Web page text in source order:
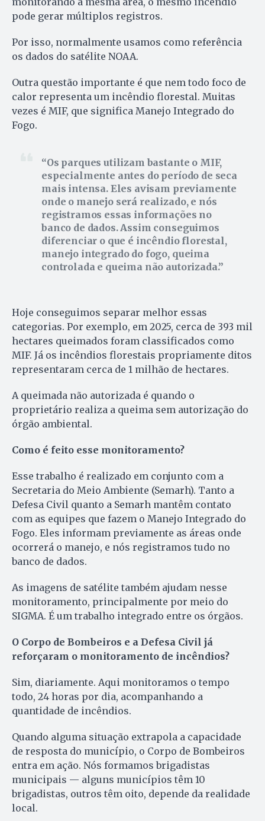
pode gerar múltiplos registros.
Por isso, normalmente usamos como referência
os dados do satélite NOAA.
Outra questão importante é que nem todo foco de
calor representa um incêndio florestal. Muitas
vezes é MIF, que significa Manejo Integrado do
Fogo.
Os parques utilizam bastante o MIF,
especialmente antes do período de seca
mais intensa. Eles avisam previamente
onde o manejo será realizado, e nós
registramos essas informações no
banco de dados. Assim conseguimos
diferenciar o que é incêndio florestal,
manejo integrado do fogo, queima
controlada e queima não autorizada.
Hoje conseguimos separar melhor essas
categorias. Por exemplo, em 2025, cerca de 393 mil
hectares queimados foram classificados como
MIF. Já os incêndios florestais propriamente ditos
representaram cerca de 1 milhão de hectares.
A queimada não autorizada é quando o
proprietário realiza a queima sem autorização do
órgão ambiental.
Como é feito esse monitoramento?
Esse trabalho é realizado em conjunto com a
Secretaria do Meio Ambiente (Semarh). Tanto a
Defesa Civil quanto a Semarh mantêm contato
com as equipes que fazem o Manejo Integrado do
Fogo. Eles informam previamente as áreas onde
ocorrerá o manejo, e nós registramos tudo no
banco de dados.
As imagens de satélite também ajudam nesse
monitoramento, principalmente por meio do
SIGMA. É um trabalho integrado entre os órgãos.
O Corpo de Bombeiros e a Defesa Civil já
reforçaram o monitoramento de incêndios?
Sim, diariamente. Aqui monitoramos o tempo
todo, 24 horas por dia, acompanhando a
quantidade de incêndios.
Quando alguma situação extrapola a capacidade
de resposta do município, o Corpo de Bombeiros
entra em ação. Nós formamos brigadistas
municipais — alguns municípios têm 10
brigadistas, outros têm oito, depende da realidade
local.